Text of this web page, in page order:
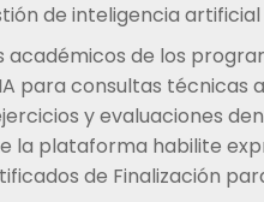
de inteligencia
de los
para consultas técnicas
y evaluaciones
la plataforma habilite
de Finalización